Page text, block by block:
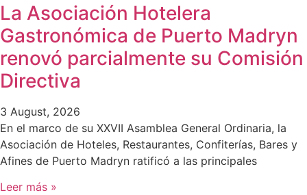
La Asociación Hotelera
Gastronómica de Puerto Madryn
renovó parcialmente su Comisión
Directiva
3 August, 2026
En el marco de su XXVII Asamblea General Ordinaria, la
Asociación de Hoteles, Restaurantes, Confiterías, Bares y
Afines de Puerto Madryn ratificó a las principales
Leer más »